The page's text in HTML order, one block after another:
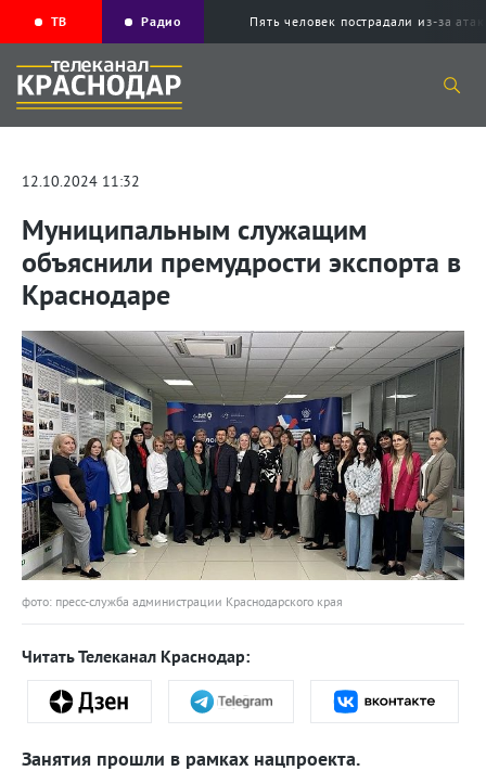
ТВ Радио Пять человек пострадали из-за
12.10.2024 11:32
Муниципальным служащим
объяснили премудрости экспорта в
Краснодаре
фото: пресс-служба администрации Краснодарского края
Читать Телеканал Краснодар:
Занятия прошли в рамках нацпроекта.